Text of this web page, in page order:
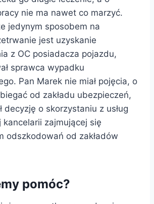
nie ma nawet co marzyć.
jedynym sposobem na
jest uzyskanie
z OC posiadacza pojazdu,
sprawca wypadku
Pan Marek nie miał pojęcia, o
od zakładu ubezpieczeń,
decyzję o skorzystaniu z usług
kancelarii zajmującej się
odszkodowań od zakładów
pomóc?